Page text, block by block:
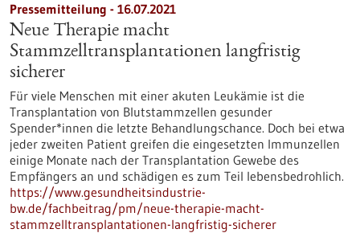
Pressemitteilung - 16.07.2021
Neue Therapie macht
Stammzelltransplantationen langfristig
sicherer
Für viele Menschen mit einer akuten Leukämie ist die
Transplantation von Blutstammzellen gesunder
Spender*innen die letzte Behandlungschance. Doch bei etwa
jeder zweiten Patient greifen die eingesetzten Immunzellen
einige Monate nach der Transplantation Gewebe des
Empfängers an und schädigen es zum Teil lebensbedrohlich.
https://www.gesundheitsindustrie-
bw.de/fachbeitrag/pm/neue-therapie-macht-
stammzelltransplantationen-langfristig-sicherer